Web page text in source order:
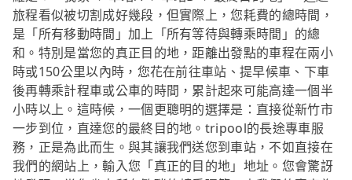
旅程看似被切割成好幾段，但實際上，您耗費的總時間，
是「所有移動時間」加上「所有等待與轉乘時間」的總
和。特別是當您的真正目的地，距離出發點的車程在兩小
時或150公里以內時，您花在前往車站、提早候車、下車
後再轉乘計程車或公車的時間，累計起來可能高達一個半
小時以上。這時候，一個更聰明的選擇是：直接從新竹市
一步到位，直達您的最終目的地。tripool的長途專車服
務，正是為此而生。與其讓我們送您到車站，不如直接在
我們的網站上，輸入您「真正的目的地」地址。您會驚訝